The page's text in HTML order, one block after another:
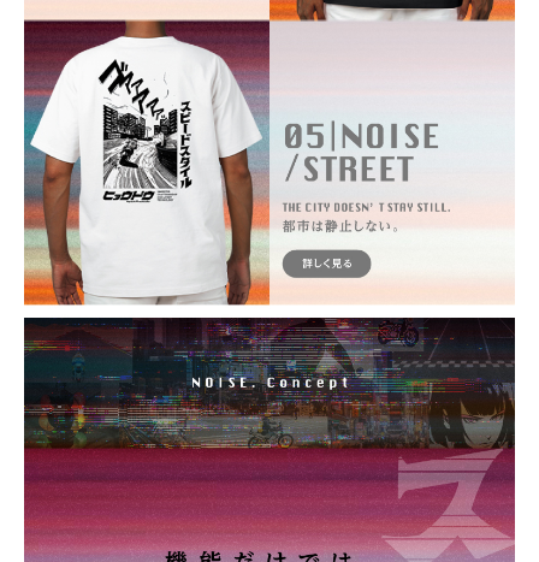
カラー・サイズ選択
BLACK
L
¥7,150(税込)
カートに入れる
WHITE
L
¥7,150(税込)
カートに入れる